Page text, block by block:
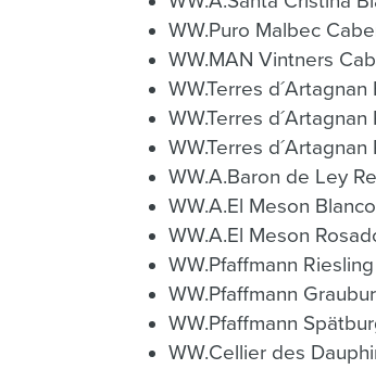
WW.Puro Malbec
WW.Terres
WW.Terres
WW.Terres
WW.A.El Meson
WW.A.El Meson
WW.Pfaffmann
WW.Pfaffmann
WW.Pfaffmann
WW.Cellier des